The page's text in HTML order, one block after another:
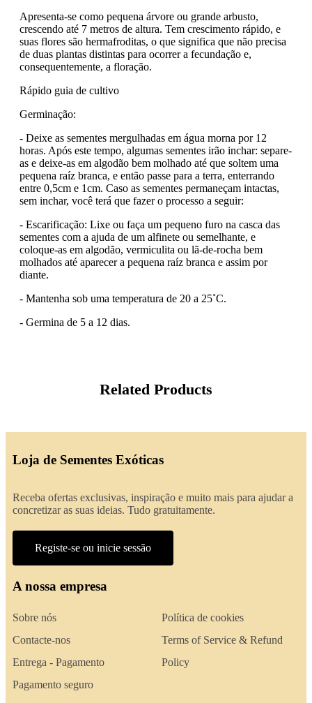
Apresenta-se como pequena árvore ou grande arbusto,
crescendo até 7 metros de altura. Tem crescimento rápido, e
suas flores são hermafroditas, o que significa que não precisa
de duas plantas distintas para ocorrer a fecundação e,
consequentemente, a floração.
Rápido guia de cultivo
Germinação:
- Deixe as sementes mergulhadas em água morna por 12
horas. Após este tempo, algumas sementes irão inchar: separe-
as e deixe-as em algodão bem molhado até que soltem uma
pequena raíz branca, e então passe para a terra, enterrando
entre 0,5cm e 1cm. Caso as sementes permaneçam intactas,
sem inchar, você terá que fazer o processo a seguir:
- Escarificação: Lixe ou faça um pequeno furo na casca das
sementes com a ajuda de um alfinete ou semelhante, e
coloque-as em algodão, vermiculita ou lã-de-rocha bem
molhados até aparecer a pequena raíz branca e assim por
diante.
- Mantenha sob uma temperatura de 20 a 25˚C.
- Germina de 5 a 12 dias.
Related Products
Loja de Sementes Exóticas
Receba ofertas exclusivas, inspiração e muito mais para ajudar a
concretizar as suas ideias. Tudo gratuitamente.
Registe-se ou inicie sessão
A nossa empresa
Sobre nós
Contacte-nos
Entrega - Pagamento
Pagamento seguro
Política de cookies
Terms of Service & Refund
Policy